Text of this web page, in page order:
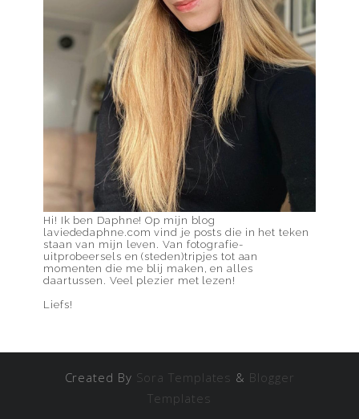
Hi! Ik ben Daphne! Op mijn blog
laviededaphne.com vind je posts die in het teken
staan van mijn leven. Van fotografie-
uitprobeersels en (steden)tripjes tot aan
momenten die me blij maken, en alles
daartussen. Veel plezier met lezen!
Liefs!
Created By Sora Templates & Blogger
Templates